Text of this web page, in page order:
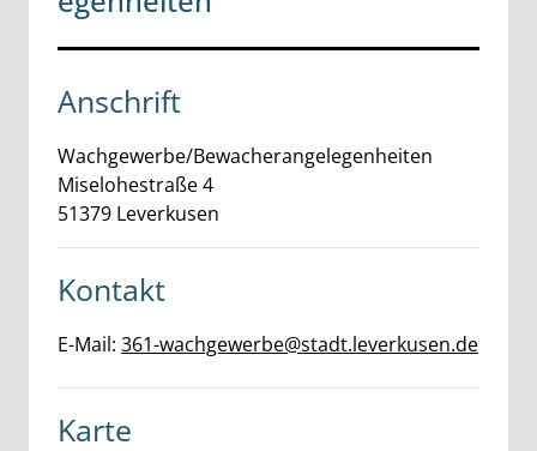
Anschrift
Wachgewerbe/Bewacherangelegenheiten
Miselohestraße4
51379 Leverkusen
Kontakt
E-Mail: 361-wachgewerbe@stadt.leverkusen.de
Karte